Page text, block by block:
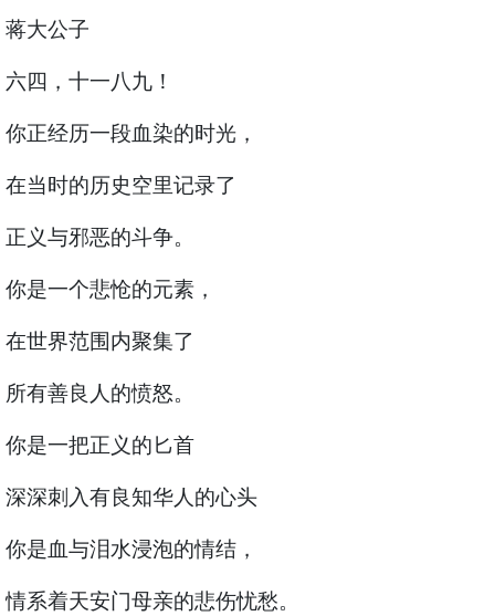
蒋大公子
六四，十一八九！
你正经历一段血染的时光，
在当时的历史空里记录了
正义与邪恶的斗争。
你是一个悲怆的元素，
在世界范围内聚集了
所有善良人的愤怒。
你是一把正义的匕首
深深刺入有良知华人的心头
你是血与泪水浸泡的情结，
情系着天安门母亲的悲伤忧愁。